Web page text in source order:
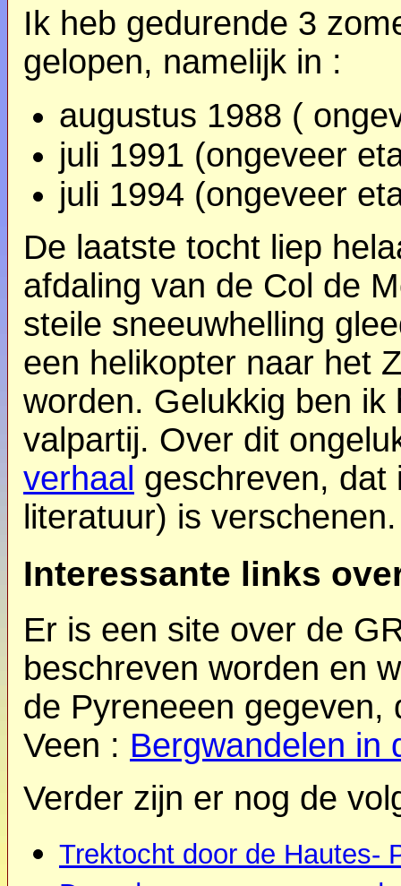
Ik heb gedurende 3
gelopen, namelijk in :
augustus 1988 (
juli 1991 (ongeveer
juli 1994 (ongeveer
De laatste tocht liep
afdaling van de Col de
steile sneeuwhelling
een helikopter naar het
worden. Gelukkig ben
valpartij. Over dit
verhaal geschreven, dat
literatuur) is verschenen.
Interessante links
Er is een site over de
beschreven worden en
de Pyreneeen gegeven,
Veen : Bergwandelen in
Verder zijn er nog de
Trektocht door de Hautes-